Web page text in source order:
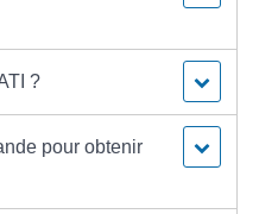
?
pour obtenir